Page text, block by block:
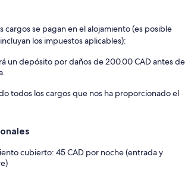
cargos se pagan en el alojamiento (es posible
los impuestos aplicables):
un depósito por daños de 200.00 CAD antes de
todos los cargos que nos ha proporcionado el
cubierto: 45 CAD por noche (entrada y